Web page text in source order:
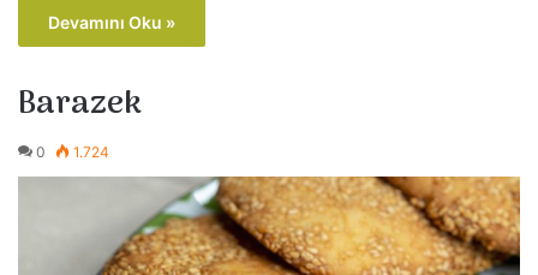
Devamını Oku »
Barazek
0 1.724